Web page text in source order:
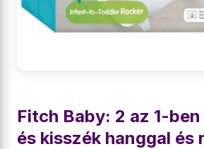
Fitch Baby: 2 az 1-
és kisszék hanggal és